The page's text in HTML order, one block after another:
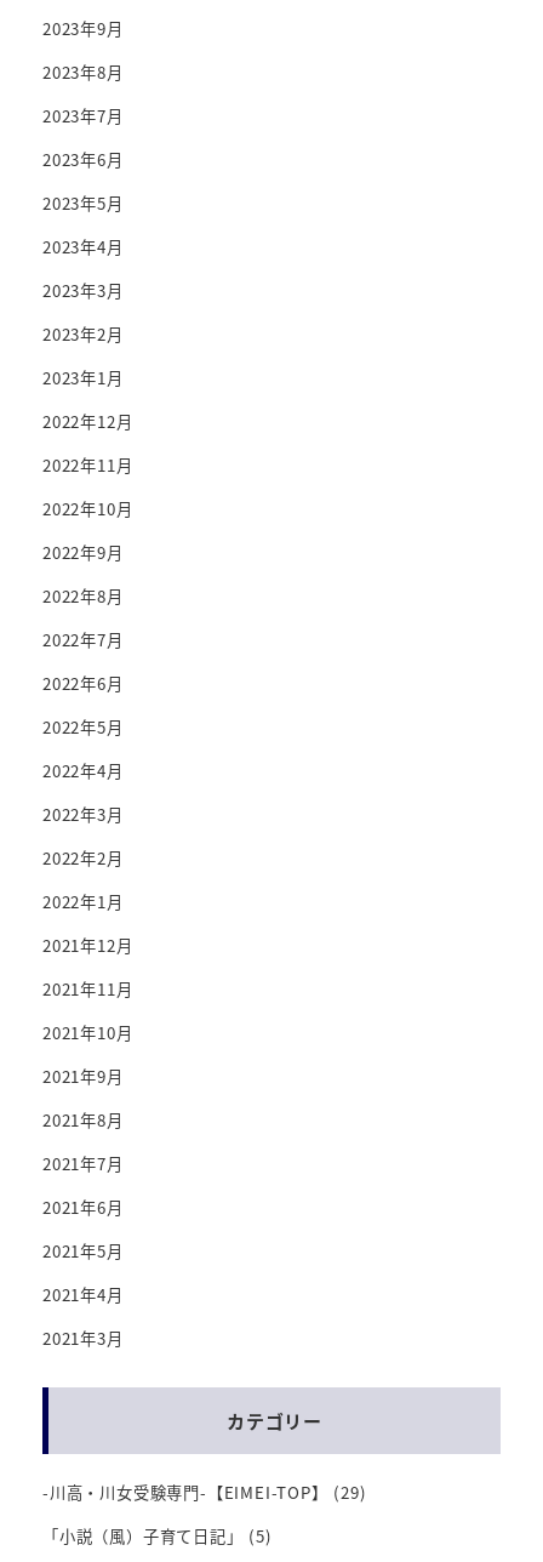
2023年9月
2023年8月
2023年7月
2023年6月
2023年5月
2023年4月
2023年3月
2023年2月
2023年1月
2022年12月
2022年11月
2022年10月
2022年9月
2022年8月
2022年7月
2022年6月
2022年5月
2022年4月
2022年3月
2022年2月
2022年1月
2021年12月
2021年11月
2021年10月
2021年9月
2021年8月
2021年7月
2021年6月
2021年5月
2021年4月
2021年3月
カテゴリー
-川高・川女受験専門-【EIMEI-TOP】
(29)
「小説（風）子育て日記」
(5)